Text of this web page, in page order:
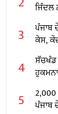
ਜਿੰਦਲ
ਨਿਵੇਸ਼
3
ਪੰਜਾਬ
ਕੇਸ,
4
ਸੱਚਖੰਡ
5
ਪੰਜਾਬ